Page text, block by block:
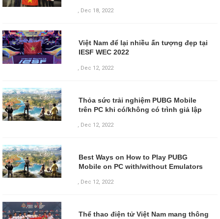
, Dec 18, 2022
Việt Nam để lại nhiều ấn tượng đẹp tại
IESF WEC 2022
Dec 12, 2022
Thỏa sức trải nghiệm PUBG Mobile
trên PC khi có/không có trình giả lập
, Dec 12, 2022
Best Ways on How to Play PUBG
Mobile on PC with/without Emulators
, Dec 12, 2022
Thể thao điện tử Việt Nam mang thông